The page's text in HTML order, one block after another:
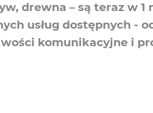
drewna – są teraz w 1
usług dostępnych -
komunikacyjne i